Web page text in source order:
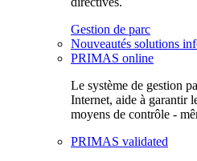
Gestion de parc
Nouveautés solutions
PRIMAS online
Le système de gestion
Internet, aide à garantir
moyens de contrôle -
PRIMAS validated